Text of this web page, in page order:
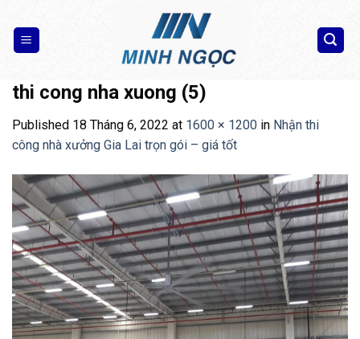
content
thi cong nha xuong (5)
Published 18 Tháng 6, 2022 at 1600 × 1200 in Nhận thi
công nhà xưởng Gia Lai trọn gói – giá tốt